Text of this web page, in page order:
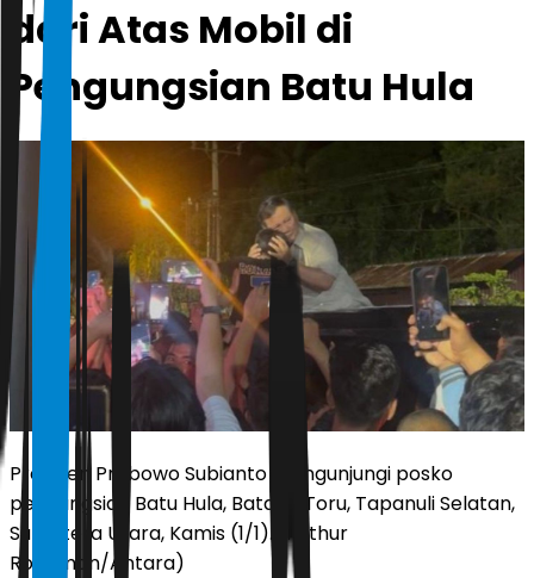
dari Atas Mobil di
Pengungsian Batu Hula
Presiden Prabowo Subianto mengunjungi posko
pengungsian Batu Hula, Batang Toru, Tapanuli Selatan,
Sumatera Utara, Kamis (1/1). (Fathur
Rochman/Antara)